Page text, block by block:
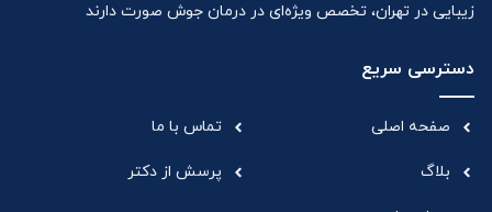
زیبایی در تهران، تخصص ویژه‌ای در درمان جوش صورت دارند
دسترسی سریع
صفحه اصلی
بلاگ
تماس با ما
پرسش از دکتر